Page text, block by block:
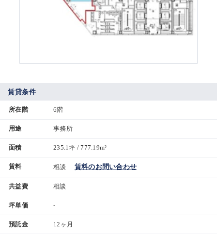
賃貸条件
所在階 6階
用途 事務所
面積 235.1坪 / 777.19m²
賃料 相談 賃料のお問い合わせ
共益費 相談
坪単価 -
預託金 12ヶ月